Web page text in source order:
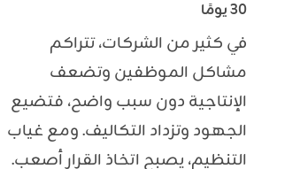
30 يومًا
في كثير من الشركات، تتراكم
مشاكل الموظفين وتضعف
الإنتاجية دون سبب واضح، فتضيع
الجهود وتزداد التكاليف. ومع غياب
التنظيم، يصبح اتخاذ القرار أصعب.